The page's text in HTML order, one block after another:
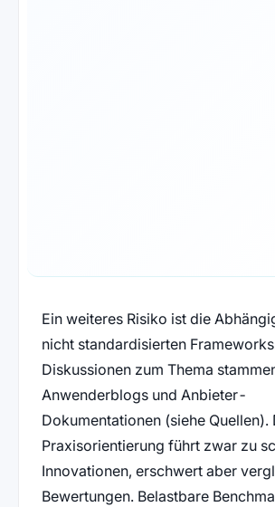
Ein weiteres Risiko ist die
nicht standardisierten
Diskussionen zum Thema
Anwenderblogs und Anbieter-
Dokumentationen (siehe Quellen).
Praxisorientierung führt zwar zu
Innovationen, erschwert aber
Bewertungen. Belastbare